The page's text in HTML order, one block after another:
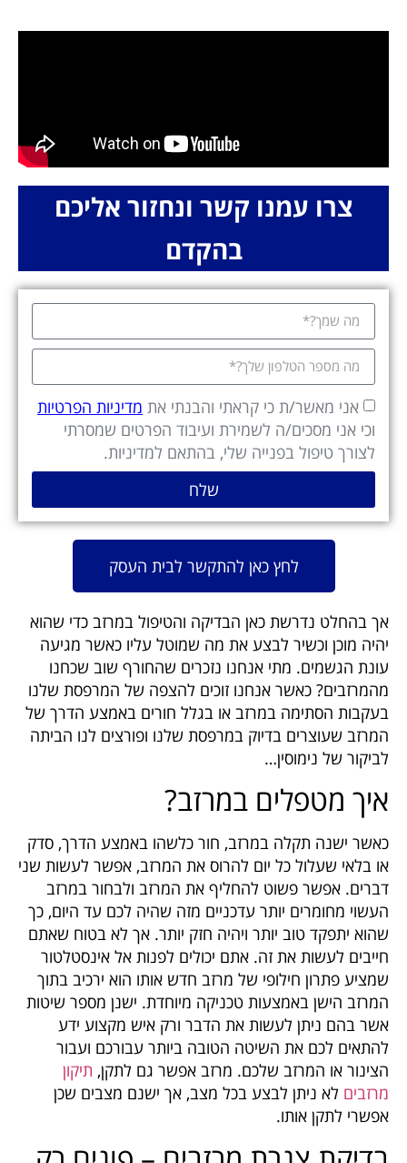
צרו עמנו קשר ונחזור אליכם
בהקדם
אני מאשר/ת כי קראתי והבנתי את מדיניות הפרטיות
וכי אני מסכים/ה לשמירת ועיבוד הפרטים שמסרתי
לצורך טיפול בפנייה שלי, בהתאם למדיניות.
שלח
לחץ כאן להתקשר לבית העסק
אך בהחלט נדרשת כאן הבדיקה והטיפול במרזב כדי שהוא
יהיה מוכן וכשיר לבצע את מה שמוטל עליו כאשר מגיעה
עונת הגשמים. מתי אנחנו נזכרים שהחורף שוב שכחנו
מהמרזבים? כאשר אנחנו זוכים להצפה של המרפסת שלנו
בעקבות הסתימה במרזב או בגלל חורים באמצע הדרך של
המרזב שעוצרים בדיוק במרפסת שלנו ופורצים לנו הביתה
לביקור של נימוסין…
איך מטפלים במרזב?
כאשר ישנה תקלה במרזב, חור כלשהו באמצע הדרך, סדק
או בלאי שעלול כל יום להרוס את המרזב, אפשר לעשות שני
דברים. אפשר פשוט להחליף את המרזב ולבחור במרזב
העשוי מחומרים יותר עדכניים מזה שהיה לכם עד היום, כך
שהוא יתפקד טוב יותר ויהיה חזק יותר. אך לא בטוח שאתם
חייבים לעשות את זה. אתם יכולים לפנות אל אינסטלטור
שמציע פתרון חילופי של מרזב חדש אותו הוא ירכיב בתוך
המרזב הישן באמצעות טכניקה מיוחדת. ישנן מספר שיטות
אשר בהם ניתן לעשות את הדבר ורק איש מקצוע ידע
להתאים לכם את השיטה הטובה ביותר עבורכם ועבור
הצינור או המרזב שלכם. מרזב אפשר גם לתקן, תיקון
מרזבים לא ניתן לבצע בכל מצב, אך ישנם מצבים שכן
אפשרי לתקן אותו.